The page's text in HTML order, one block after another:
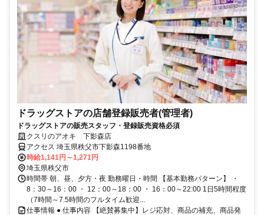
ドラッグストアの店舗登録販売者(管理者)
ドラッグストアの販売スタッフ・登録販売資格必須
クスリのアオキ 下影森店
アクセス 埼玉県秩父市下影森1198番地
時給1,141円～1,271円
埼玉県秩父市
時間帯 朝、昼、夕方・夜 勤務曜日・時間 【基本勤務パターン】 ・
8：30～16：00 ・ 12：00～18：00 ・ 16：00～22:00 1日5時間程度
（7時間～7.5時間のフルタイム歓迎...
仕事情報 ● 仕事内容 【絶賛募集中】レジ応対、商品の補充、商品発